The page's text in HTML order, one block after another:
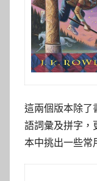
這兩個版本除了
語詞彙及拼字，
本中挑出一些常